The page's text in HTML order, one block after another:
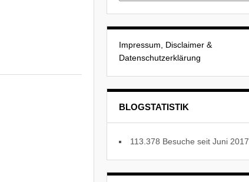
Impressum, Disclaimer &
Datenschutzerklärung
BLOGSTATISTIK
113.378 Besuche seit Juni 2017